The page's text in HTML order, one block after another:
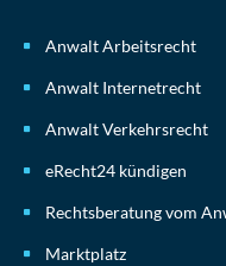
Anwalt Arbeitsrecht
Anwalt Internetrecht
Anwalt Verkehrsrecht
eRecht24 kündigen
Rechtsberatung vom
Marktplatz